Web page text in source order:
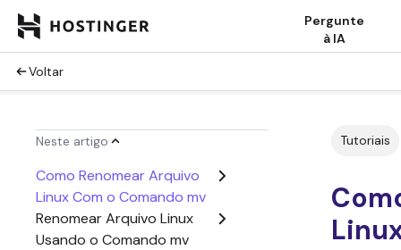
Pergunte
à IA
Voltar
Neste artigo
Como Renomear Arquivo
Linux Com o Comando mv
Renomear Arquivo Linux
Usando o Comando mv
Tutoriais